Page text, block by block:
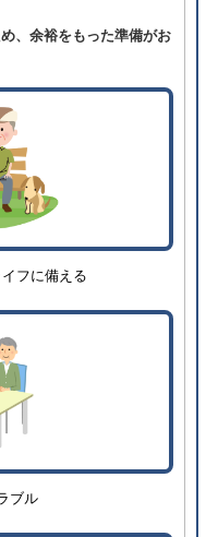
、余裕をもった準備がお
フに備える
ブル